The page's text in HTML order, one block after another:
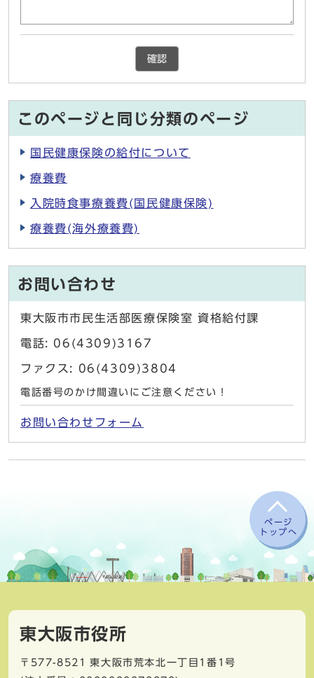
確認
このページと同じ分類のページ
国民健康保険の給付について
療養費
入院時食事療養費(国民健康保険)
療養費(海外療養費)
お問い合わせ
東大阪市市民生活部医療保険室 資格給付課
電話: 06(4309)3167
ファクス: 06(4309)3804
電話番号のかけ間違いにご注意ください！
お問い合わせフォーム
ページ
トップへ
東大阪市役所
〒577-8521
東大阪市荒本北一丁目1番1号